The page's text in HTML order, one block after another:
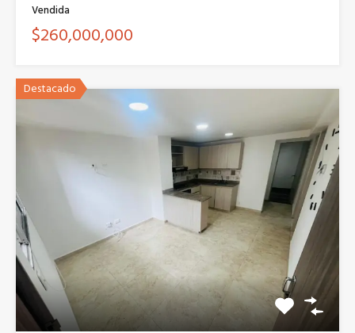
Vendida
$260,000,000
Destacado